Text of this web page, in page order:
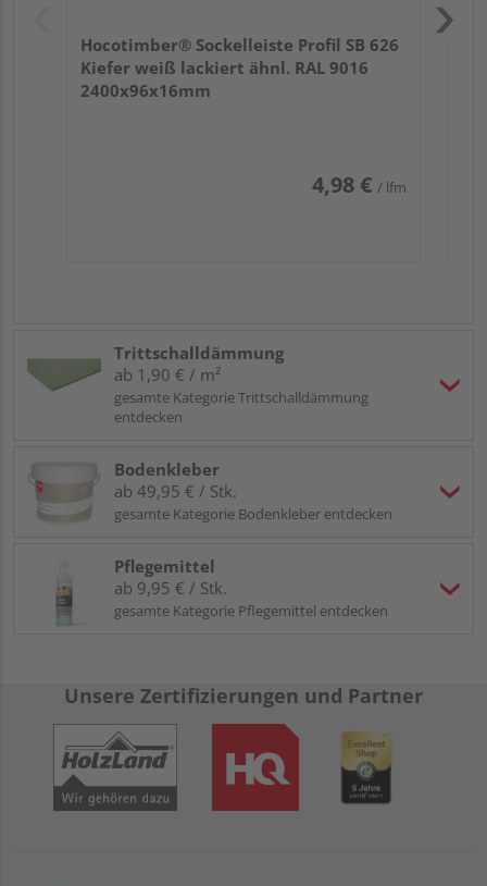
Hocotimber® Sockelleiste Profil SB 626
Kiefer weiß lackiert ähnl. RAL 9016
2400x96x16mm
4,98 € / lfm
Trittschalldämmung
ab 1,90 € / m²
gesamte Kategorie Trittschalldämmung
entdecken
Bodenkleber
ab 49,95 € / Stk.
gesamte Kategorie Bodenkleber entdecken
Pflegemittel
ab 9,95 € / Stk.
gesamte Kategorie Pflegemittel entdecken
Unsere Zertifizierungen und Partner